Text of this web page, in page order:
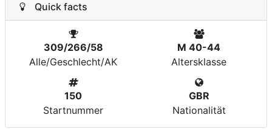
Quick facts
309/266/58
Alle/Geschlecht/AK
M 40-44
Altersklasse
150
Startnummer
GBR
Nationalität